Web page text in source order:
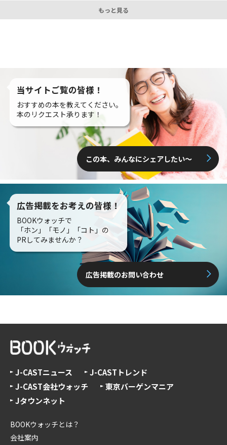
もっと見る
当サイトご覧の皆様！
おすすめの本を教えてください。
本のリクエスト承ります！
この本、みんなにシェアしたい〜
広告掲載をお考えの皆様！
BOOKウォッチで
「ホン」「モノ」「コト」の
PRしてみませんか？
広告掲載のお問い合わせ
J-CASTニュース
J-CASTトレンド
J-CAST会社ウォッチ
東京バーゲンマニア
Jタウンネット
BOOKウォッチとは？
会社案内